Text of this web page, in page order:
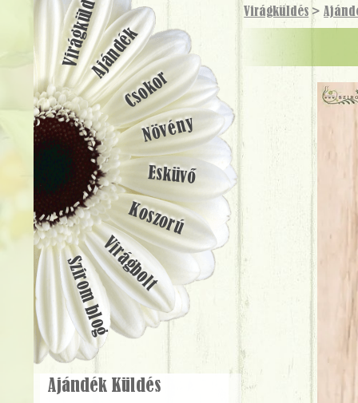
Virágküldés >
VirágküldésAjándék
Csokor
Növény
Esküvő
Koszorú
Virágbolt
Szirom blog
Ajándék Küldés